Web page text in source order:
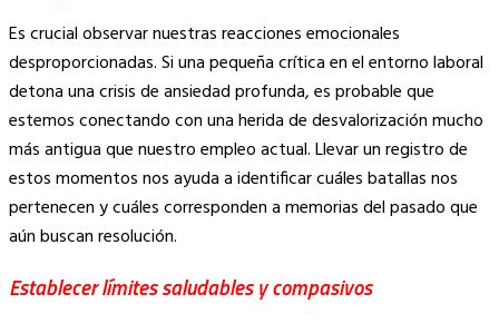
Es crucial observar nuestras reacciones emocionales
desproporcionadas. Si una pequeña crítica en el entorno laboral
detona una crisis de ansiedad profunda, es probable que
estemos conectando con una herida de desvalorización mucho
más antigua que nuestro empleo actual. Llevar un registro de
estos momentos nos ayuda a identificar cuáles batallas nos
pertenecen y cuáles corresponden a memorias del pasado que
aún buscan resolución.
Establecer límites saludables y compasivos